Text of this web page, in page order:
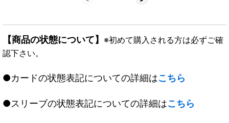
【商品の状態について】 ※初めて購入される方は必ずご確
認下さい。
●カードの状態表記についての詳細はこちら
●スリーブの状態表記についての詳細はこちら